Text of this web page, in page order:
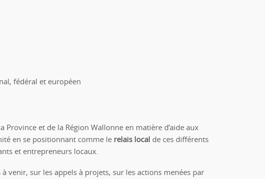
fédéral et européen
et de la Région Wallonne en matière d’aide aux
en se positionnant comme le relais local de ces différents
et entrepreneurs locaux.
venir, sur les appels à projets, sur les actions menées par